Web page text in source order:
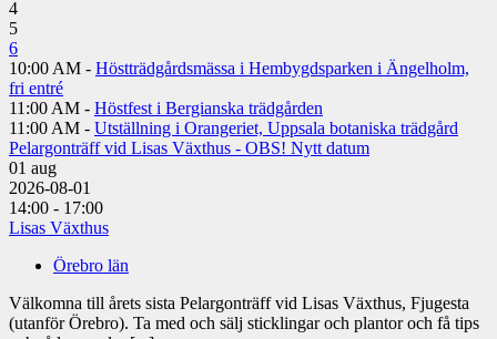
4
5
6
10:00 AM - Höstträdgårdsmässa i Hembygdsparken i Ängelholm,
fri entré
11:00 AM - Höstfest i Bergianska trädgården
11:00 AM - Utställning i Orangeriet, Uppsala botaniska trädgård
Pelargonträff vid Lisas Växthus - OBS! Nytt datum
01 aug
2026-08-01
14:00 - 17:00
Lisas Växthus
Örebro län
Välkomna till årets sista Pelargonträff vid Lisas Växthus, Fjugesta
(utanför Örebro). Ta med och sälj sticklingar och plantor och få tips